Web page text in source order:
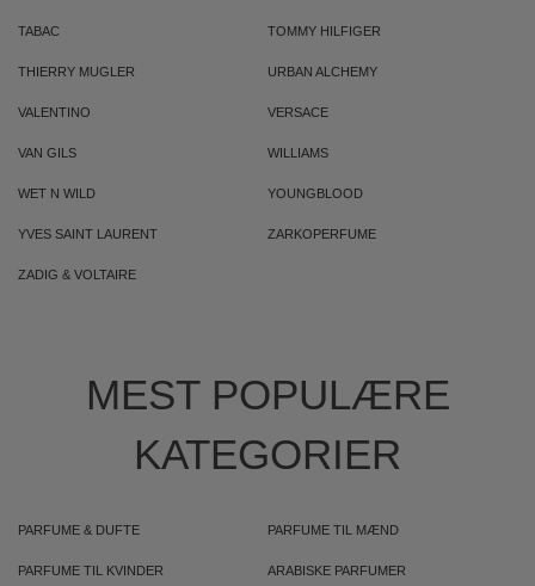
TABAC TOMMY HILFIGER
THIERRY MUGLER URBAN ALCHEMY
VALENTINO VERSACE
VAN GILS WILLIAMS
WET N WILD YOUNGBLOOD
YVES SAINT LAURENT ZARKOPERFUME
ZADIG & VOLTAIRE
MEST POPULÆRE
KATEGORIER
PARFUME & DUFTE PARFUME TIL MÆND
PARFUME TIL KVINDER ARABISKE PARFUMER